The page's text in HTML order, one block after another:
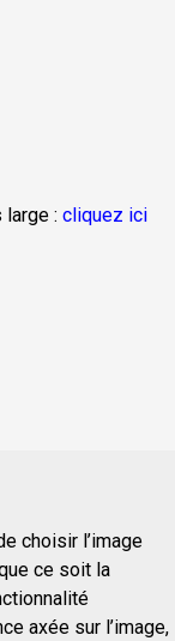
large : cliquez ici
choisir l’image
ce soit la
axée sur l’image,